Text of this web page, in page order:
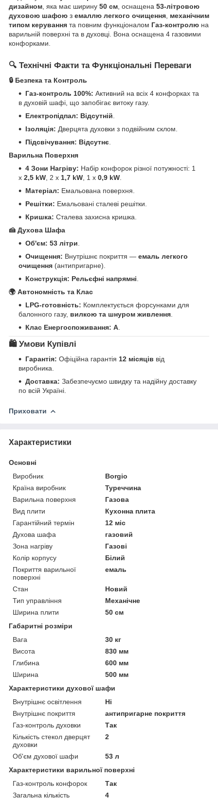
дизайном , яка має ширину 50 см , оснащена 53-літровою
духовою шафою з емаллю легкого очищення механічним
типом керування та повним функціоналом Газ-контролю на
варильній поверхні та в духовці. Вона оснащена 4 газовими
конфорками.
🔍 Технічні Факти та Функціональні Переваги
🔒 Безпека та Контроль
Газ-контроль 100%: Активний на всіх 4 конфорках та
в духовій шафі, що запобігає витоку газу.
Електропідпал: Відсутній
Ізоляція: Дверцята духовки з подвійним склом.
Підсвічування: Відсутнє
Варильна Поверхня
4 Зони Нагріву: Набір конфорок різної потужності: 1
х 2,5 kW , 2 х 1,7 kW , 1 х 0,9 kW
Матеріал: Емальована поверхня.
Решітки: Емальовані сталеві решітки.
Кришка: Сталева захисна кришка.
🍰 Духова Шафа
Об'єм: 53 літри
Очищення: Внутрішнє покриття — емаль легкого
очищення (антипригарне).
Конструкція: Рельєфні напрямні
🌍 Автономність та Клас
LPG-готовність: Комплектується форсунками для
балонного газу, вилкою та шнуром живлення
Клас Енергоспоживання: А
🛍️ Умови Купівлі
Гарантія: Офіційна гарантія 12 місяців від
виробника.
Доставка: Забезпечуємо швидку та надійну доставку
по всій Україні.
Приховати
Характеристики
Основні
Виробник
Borgio
Країна виробник
Туреччина
Варильна поверхня
Газова
Вид плити
Кухонна плита
Гарантійний термін
12 міс
Духова шафа
газовий
Зона нагріву
Газові
Колір корпусу
Білий
Покриття варильної
поверхні
емаль
Стан
Новий
Тип управління
Механічне
Ширина плити
50 см
Габаритні розміри
Вага
30 кг
Висота
830 мм
Глибина
600 мм
Ширина
500 мм
Характеристики духової шафи
Внутрішнє освітлення
Ні
Внутрішнє покриття
антипригарне покриття
Газ-контроль духовки
Так
Кількість стекол дверцят
духовки
2
Об'єм духової шафи
53 л
Характеристики варильної поверхні
Газ-контроль конфорок
Так
Загальна кількість
4